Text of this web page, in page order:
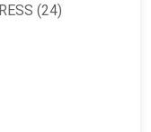
(24)